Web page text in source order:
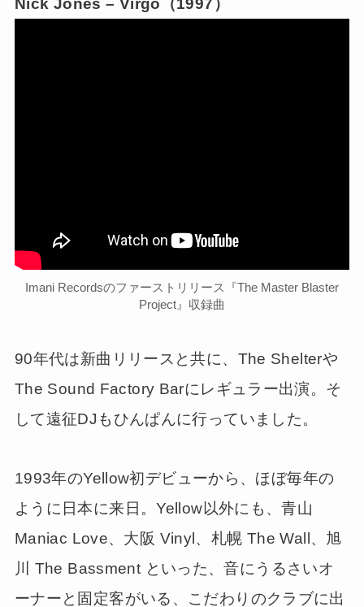
Nick Jones – Virgo（1997）
Imani Recordsのファーストリリース『The Master Blaster
Project』収録曲
90年代は新曲リリースと共に、The Shelterや
The Sound Factory Barにレギュラー出演。そ
して遠征DJもひんぱんに行っていました。
1993年のYellow初デビューから、ほぼ毎年の
ように日本に来日。Yellow以外にも、青山
Maniac Love、大阪 Vinyl、札幌 The Wall、旭
川 The Bassment といった、音にうるさいオ
ーナーと固定客がいる、こだわりのクラブに出